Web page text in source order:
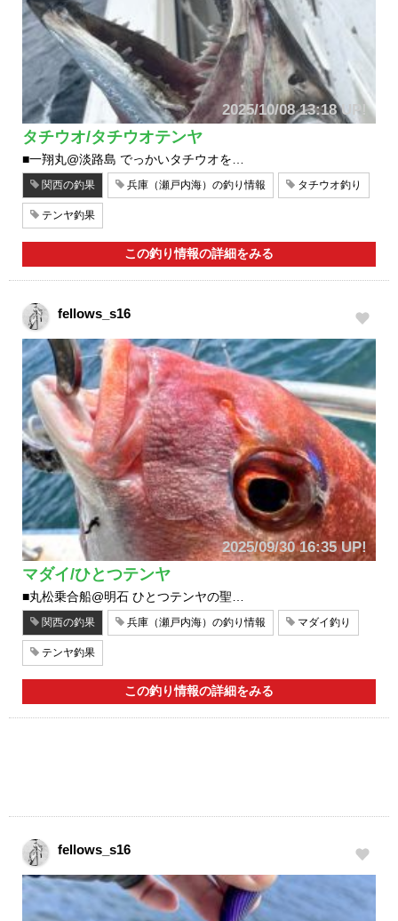
2025/10/08 13:18 UP!
タチウオ/タチウオテンヤ
■一翔丸@淡路島 でっかいタチウオを…
関西の釣果 兵庫（瀬戸内海）の釣り情報 タチウオ釣り
テンヤ釣果
この釣り情報の詳細をみる
fellows_s16
2025/09/30 16:35 UP!
マダイ/ひとつテンヤ
■丸松乗合船@明石 ひとつテンヤの聖…
関西の釣果 兵庫（瀬戸内海）の釣り情報 マダイ釣り
テンヤ釣果
この釣り情報の詳細をみる
fellows_s16